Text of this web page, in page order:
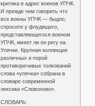
критика в адрес военов УПЧК.
И прежде чем говорить что
все воены УПЧК — быдло,
спросите у флудящего,
представляющегося военом
УПЧК, имеет ли он регу на
Упячке. Крупная коллекция
различных и порой
противоречивых толкований
слова «упячка» собрана в
словаре современной
лексики «Словоново».
СЛОВАРЬ: